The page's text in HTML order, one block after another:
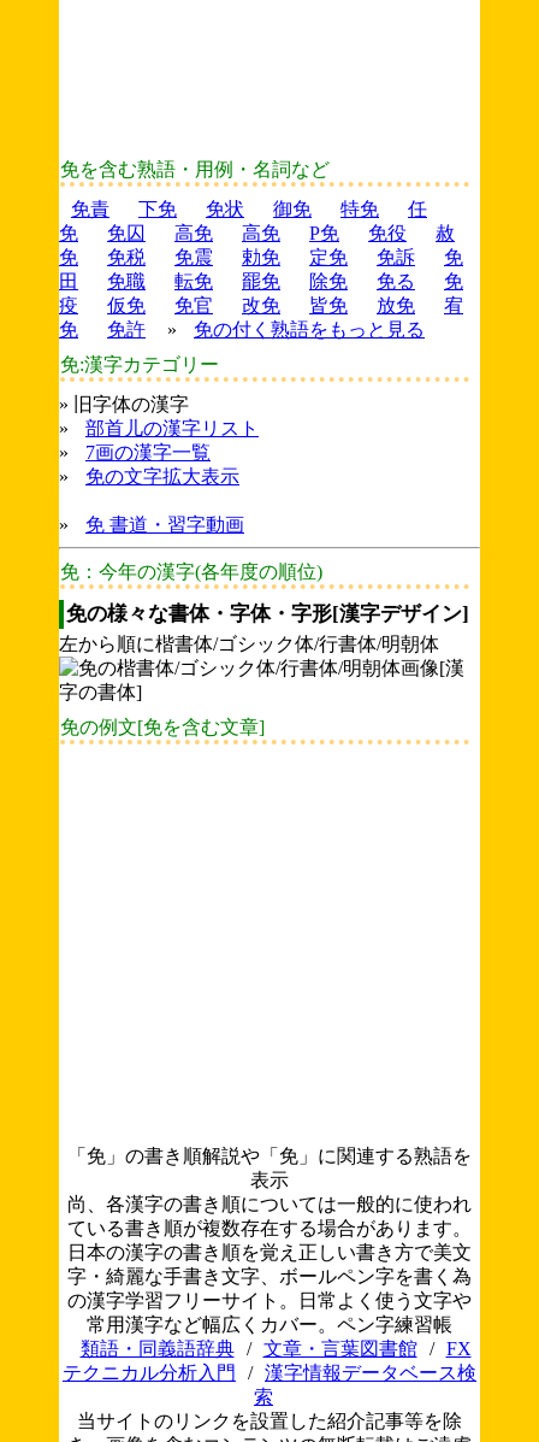
免を含む熟語・用例・名詞など
免責
下免 免状 御免 特免
任
免
免囚 高免 高免 P免 免役
赦
免
免税 免震 勅免 定免 免訴
免
田
免職 転免 罷免 除免 免る
免
疫
仮免 免官 改免 皆免 放免
宥
免
免許 »
免の付く熟語をもっと見る
免:漢字カテゴリー
» 旧字体の漢字
»
部首儿の漢字リスト
»
7画の漢字一覧
»
免の文字拡大表示
» 免 書道・習字動画
免：今年の漢字(各年度の順位)
免の様々な書体・字体・字形[漢字デザイン]
左から順に楷書体/ゴシック体/行書体/明朝体
免の例文[免を含む文章]
「免」の書き順解説や「免」に関連する熟語を
表示
尚、各漢字の書き順については一般的に使われ
ている書き順が複数存在する場合があります。
日本の漢字の書き順を覚え正しい書き方で美文
字・綺麗な手書き文字、ボールペン字を書く為
の漢字学習フリーサイト。日常よく使う文字や
常用漢字など幅広くカバー。ペン字練習帳
類語・同義語辞典
/ 文章・言葉図書館 /
FX
テクニカル分析入門
/ 漢字情報データベース検
索
当サイトのリンクを設置した紹介記事等を除